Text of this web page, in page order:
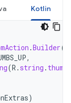
Kotlin
.Builder(
,
(R . string .
)